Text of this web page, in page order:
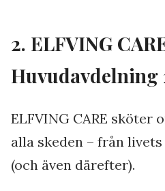
2. ELFVING
Huvudavdelning
ELFVING CARE sköter
alla skeden – från
(och även därefter).